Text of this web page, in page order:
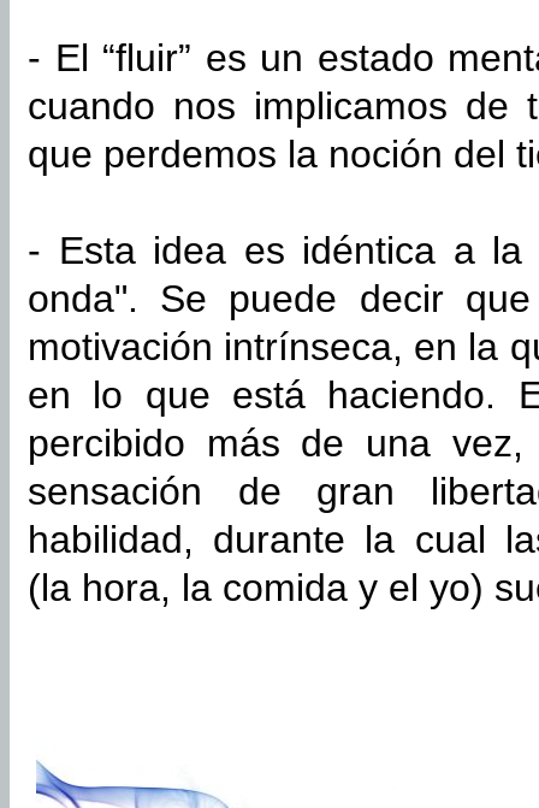
- El “fluir” es un estado
cuando nos implicamos de
que perdemos la noción del
- Esta idea es idéntica a
onda". Se puede decir
motivación intrínseca, en la
en lo que está haciendo.
percibido más de una
sensación de gran
habilidad, durante la cual
(la hora, la comida y el yo)